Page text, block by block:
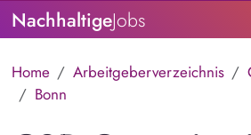
NachhaltigeJobs
Home Arbeitgeberverzeichnis
Bonn